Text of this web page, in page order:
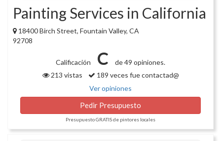
Painting Services in California
18400 Birch Street, Fountain Valley, CA
92708
Calificación C
de 49 opiniones.
213 vistas
189 veces fue contactad@
Ver opiniones
Pedir Presupuesto
Presupuesto GRATIS de pintores locales